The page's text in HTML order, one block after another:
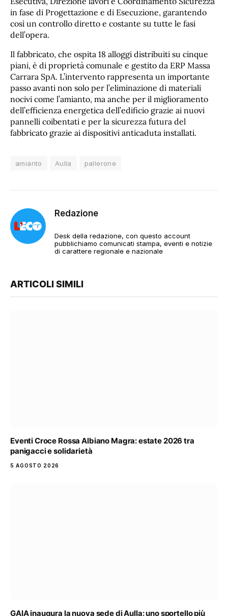
in fase di Progettazione e di Esecuzione, garantendo
così un controllo diretto e costante su tutte le fasi
dell’opera.
Il fabbricato, che ospita 18 alloggi distribuiti su cinque
piani, è di proprietà comunale e gestito da ERP Massa
Carrara SpA. L’intervento rappresenta un importante
passo avanti non solo per l’eliminazione di materiali
nocivi come l’amianto, ma anche per il miglioramento
dell’efficienza energetica dell’edificio grazie ai nuovi
pannelli coibentati e per la sicurezza futura del
fabbricato grazie ai dispositivi anticaduta installati.
amianto Aulla pallerone
Redazione
Desk della redazione, con questo account
pubblichiamo comunicati stampa, eventi e notizie
di carattere regionale e nazionale
ARTICOLI SIMILI
Eventi Croce Rossa Albiano Magra: estate 2026 tra
panigacci e solidarietà
5 AGOSTO 2026
GAIA inaugura la nuova sede di Aulla: uno sportello più